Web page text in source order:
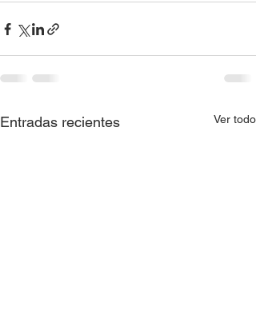
Entradas recientes Ver todo